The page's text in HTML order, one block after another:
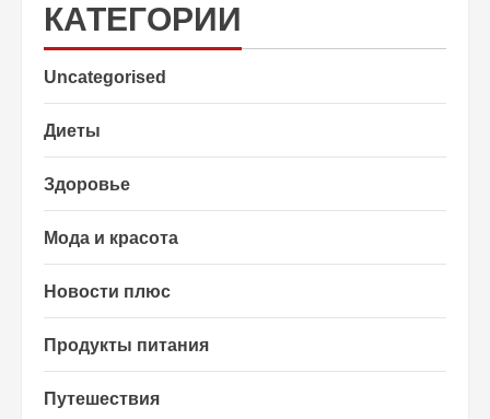
КАТЕГОРИИ
Uncategorised
Диеты
Здоровье
Мода и красота
Новости плюс
Продукты питания
Путешествия